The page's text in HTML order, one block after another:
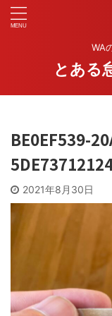
WA
とある
BE0EF539-
2021年8月30日